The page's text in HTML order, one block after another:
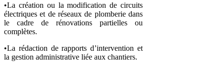
•La création ou la modification de circuits
électriques et de réseaux de plomberie dans
le cadre de rénovations partielles ou
complètes.
•La rédaction de rapports d’intervention et
la gestion administrative liée aux chantiers.